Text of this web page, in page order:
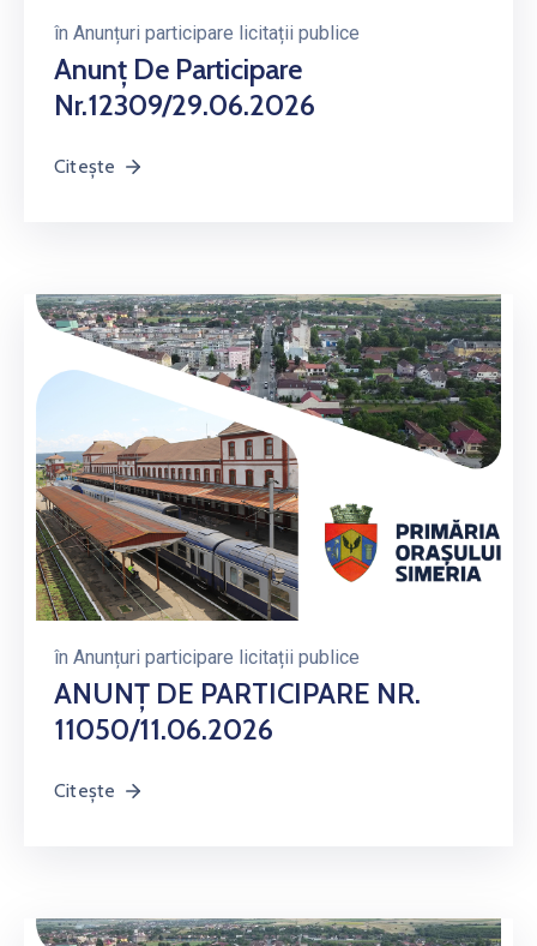
în Anunțuri participare licitații publice
Anunț De Participare
Nr.12309/29.06.2026
Citește
în Anunțuri participare licitații publice
ANUNȚ DE PARTICIPARE NR.
11050/11.06.2026
Citește